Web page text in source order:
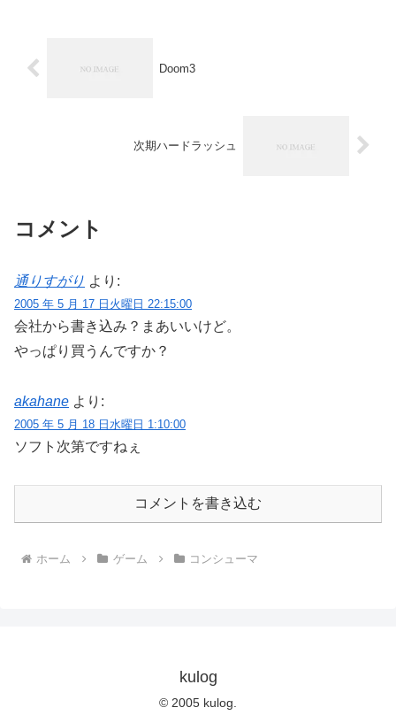
Doom3
次期ハードラッシュ
コメント
通りすがり より:
2005 年 5 月 17 日火曜日 22:15:00
会社から書き込み？まあいいけど。
やっぱり買うんですか？
akahane より:
2005 年 5 月 18 日水曜日 1:10:00
ソフト次第ですねぇ
コメントを書き込む
ホーム ゲーム コンシューマ
kulog
© 2005 kulog.